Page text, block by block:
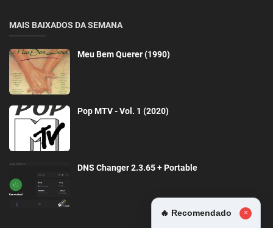
MAIS BAIXADOS DA SEMANA
Meu Bem Querer (1990)
Pop MTV - Vol. 1 (2020)
DNS Changer 2.3.65 + Portable
🔥 Recomendado ×